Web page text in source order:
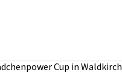
Cup in Waldkirch